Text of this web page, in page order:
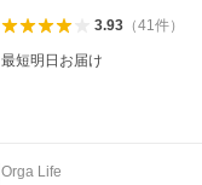
3.93（41件）
最短明日お届け
Orga Life